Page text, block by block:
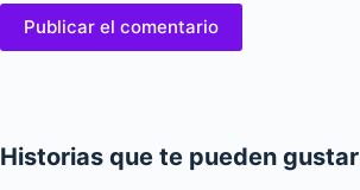
Publicar el comentario
Historias que te pueden gustar